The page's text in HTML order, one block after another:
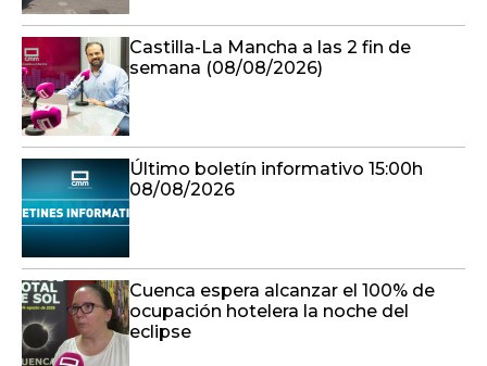
Castilla-La Mancha a las 2 fin de
semana (08/08/2026)
Último boletín informativo 15:00h
08/08/2026
Cuenca espera alcanzar el 100% de
ocupación hotelera la noche del
eclipse